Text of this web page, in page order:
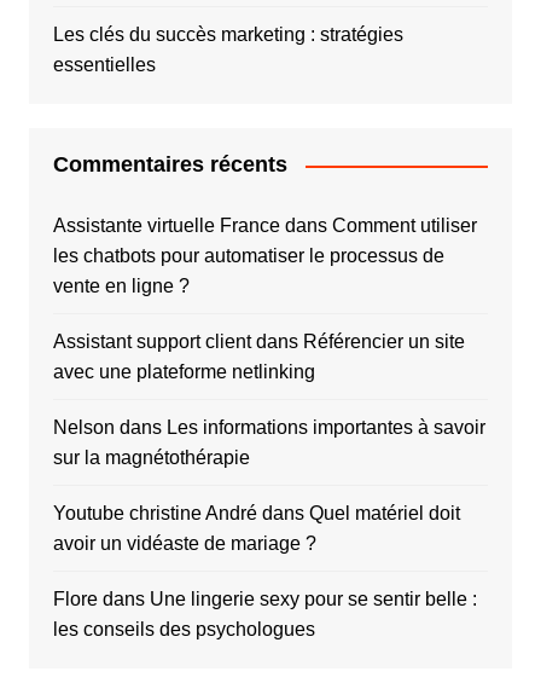
Les clés du succès marketing : stratégies
essentielles
Commentaires récents
Assistante virtuelle Francedans Comment utiliser
les chatbots pour automatiser le processus de
vente en ligne ?
Assistant support clientdans Référencier un site
avec une plateforme netlinking
Nelson dans Les informations importantes à savoir
sur la magnétothérapie
Youtube christine Andrédans Quel matériel doit
avoir un vidéaste de mariage ?
Floredans Une lingerie sexy pour se sentir belle :
les conseils des psychologues